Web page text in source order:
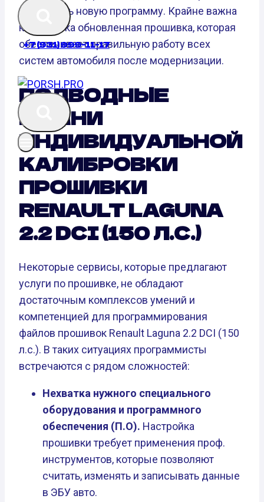
+7 (931) 999-11-17
установить новую программу. Крайне важна
калибровка обновленная прошивка, которая
обеспечивает правильную работу всех
систем автомобиля после модернизации.
ПОДВОДНЫЕ
КАМНИ
ИНДИВИДУАЛЬНОЙ
КАЛИБРОВКИ
ПРОШИВКИ
RENAULT LAGUNA
2.2 DCI (150 Л.С.)
Некоторые сервисы, которые предлагают
услуги по прошивке, не обладают
достаточным комплексов умений и
компетенцией для программирования
файлов прошивок Renault Laguna 2.2 DCI (150
л.с.). В таких ситуациях программисты
встречаются с рядом сложностей:
Нехватка нужного специального
оборудования и программного
обеспечения (П.О). Настройка
прошивки требует применения проф.
инструментов, которые позволяют
считать, изменять и записывать данные
в ЭБУ авто.